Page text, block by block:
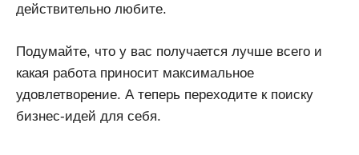
действительно любите.
Подумайте, что у вас получается лучше всего и
какая работа приносит максимальное
удовлетворение. А теперь переходите к поиску
бизнес-идей для себя.